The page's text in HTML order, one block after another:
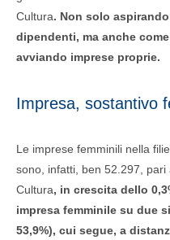
Cultura. Non solo
dipendenti, ma anche
avviando imprese proprie.
Impresa, sostantivo
Le imprese femminili nella
sono, infatti, ben 52.297,
Cultura, in crescita dello
impresa femminile su due
53,9%), cui segue, a